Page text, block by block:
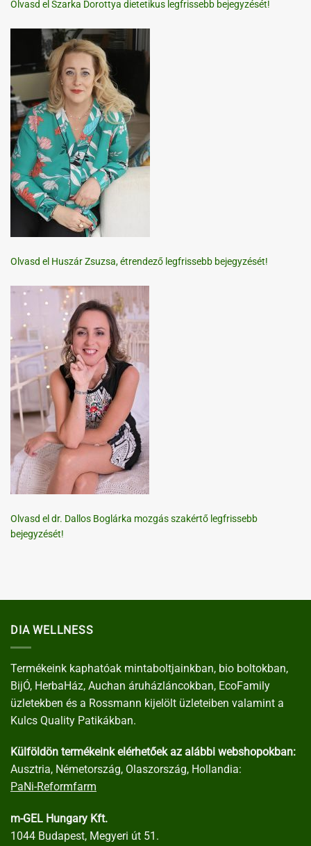
Olvasd el Szarka Dorottya dietetikus legfrissebb bejegyzését!
Olvasd el Huszár Zsuzsa, étrendező legfrissebb bejegyzését!
Olvasd el dr. Dallos Boglárka mozgás szakértő legfrissebb
bejegyzését!
DIA WELLNESS
Termékeink kaphatóak mintaboltjainkban, bio boltokban,
BijÓ, HerbaHáz, Auchan áruházláncokban, EcoFamily
üzletekben és a Rossmann kijelölt üzleteiben valamint a
Kulcs Quality Patikákban.
Külföldön termékeink elérhetőek az alábbi webshopokban:
Ausztria, Németország, Olaszország, Hollandia:
PaNi-Reformfarm
m-GEL Hungary Kft.
1044 Budapest, Megyeri út 51.